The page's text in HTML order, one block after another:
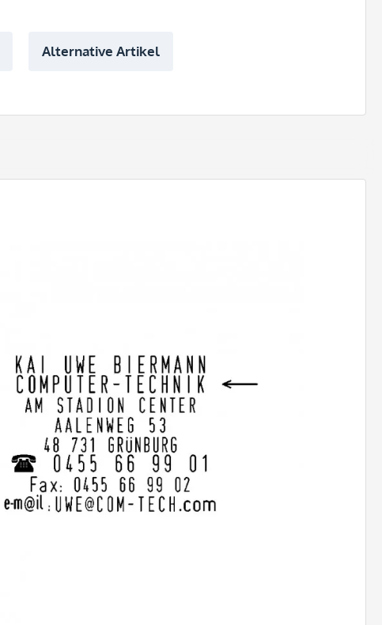
Alternative Artikel